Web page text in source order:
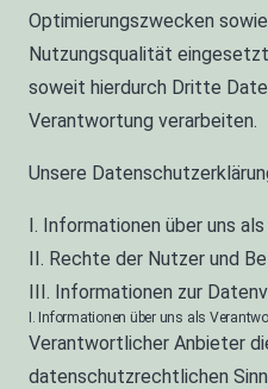
Optimierungszwecken
Nutzungsqualität
soweit hierdurch Dritte
Verantwortung verarbeiten.
Unsere
I. Informationen über uns
II. Rechte der Nutzer und
III. Informationen zur
I. Informationen über uns als
Verantwortlicher Anbieter
datenschutzrechtlichen